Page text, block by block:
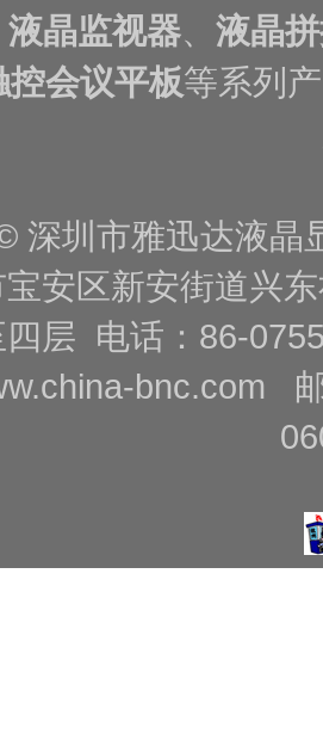
液晶监视器、 液晶
控会议平板等系列
深圳市雅迅达液
安区新安街道兴
四层 电话：86-
bnc.com